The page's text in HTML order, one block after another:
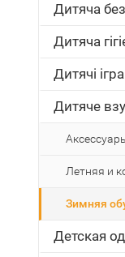
Дитяча
Дитяча
Дитячі
Дитяче
Летняя и
Зимняя
Детская